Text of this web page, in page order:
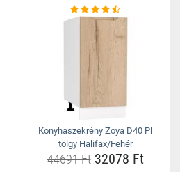
Konyhaszekrény Zoya D40 Pl
tölgy Halifax/Fehér
44691 Ft32078 Ft